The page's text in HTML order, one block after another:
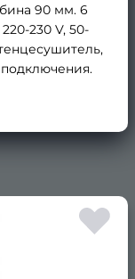
90 мм. 6
230 V, 50-